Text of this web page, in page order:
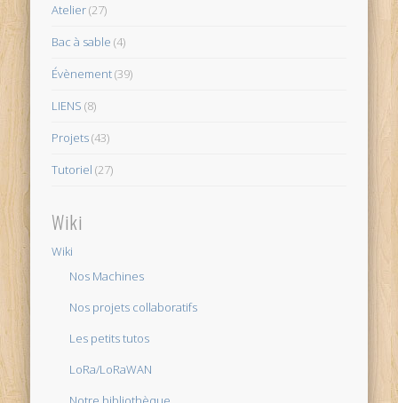
Atelier(27)
Bac à sable (4)
Évènement(39)
LIENS (8)
Projets(43)
Tutoriel (27)
Wiki
Wiki
Nos Machines
Nos projets collaboratifs
Les petits tutos
LoRa/LoRaWAN